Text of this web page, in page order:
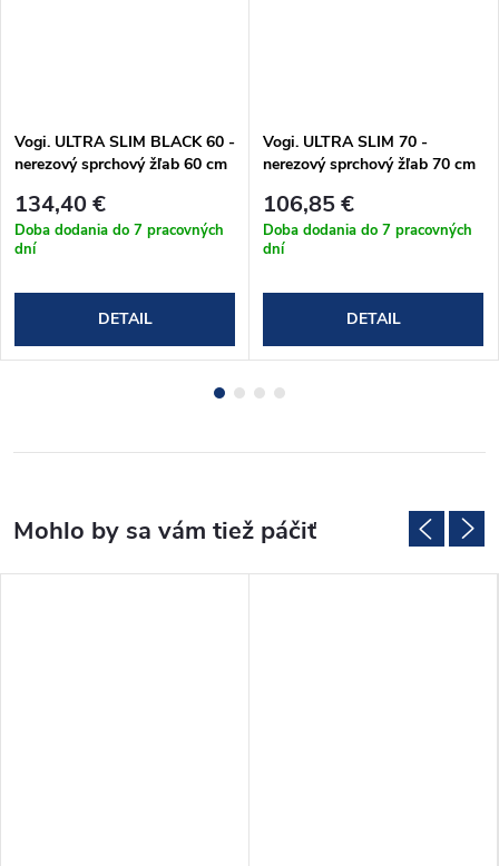
Vogi. ULTRA SLIM BLACK 60 -
nerezový sprchový žľab 60 cm
134,40 €
Doba dodania do 7 pracovných
dní
DETAIL
Vogi. ULTRA SLIM 70 -
nerezový sprchový žľab 70 cm
106,85 €
Doba dodania do 7 pracovných
dní
DETAIL